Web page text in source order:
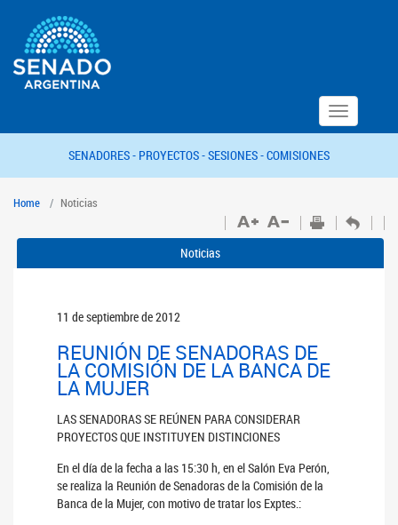
Toggle
navigation
SENADORES - PROYECTOS -SESIONES -COMISIONES
Home Noticias
Noticias
11 de septiembre de 2012
REUNIÓN DE SENADORAS DE
LA COMISIÓN DE LA BANCA DE
LA MUJER
LAS SENADORAS SE REÚNEN PARA CONSIDERAR
PROYECTOS QUE INSTITUYEN DISTINCIONES
En el día de la fecha a las 15:30 h, en el Salón Eva Perón,
se realiza la Reunión de Senadoras de la Comisión de la
Banca de la Mujer, con motivo de tratar los Exptes.: